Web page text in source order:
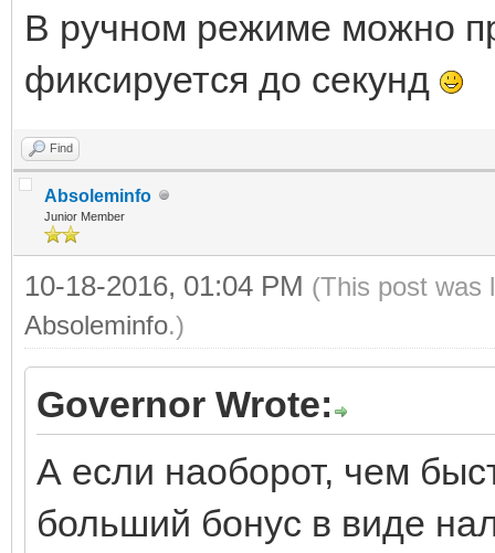
В ручном режиме можно
фиксируется до секунд
Find
Absoleminfo
Junior Member
10-18-2016, 01:04 PM (This post was
Absoleminfo.)
Governor Wrote:
А если наоборот, чем
больший бонус в виде